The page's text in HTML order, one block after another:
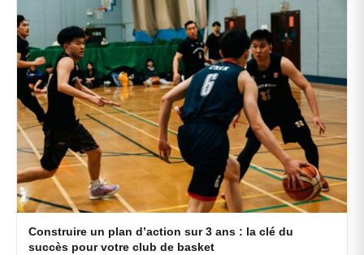
Construire un plan d’action sur 3 ans : la clé du
succès pour votre club de basket